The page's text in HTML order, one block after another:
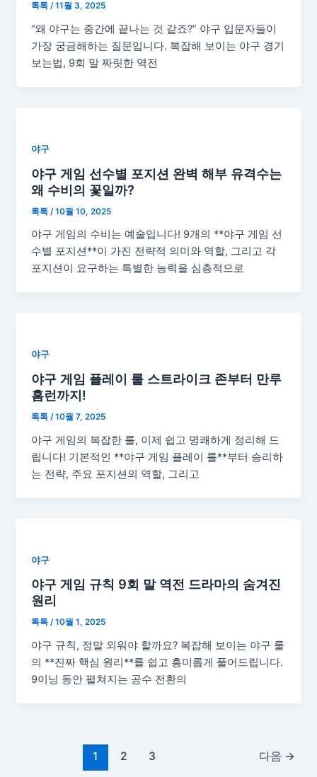
톡톡/11월 3, 2025
“왜 야구는 중간에 끝나는 것 같죠?” 야구 입문자들이
가장 궁금해하는 질문입니다. 복잡해 보이는 야구 경기
보는법, 9회 말 짜릿한 역전
야구
야구 게임 선수별 포지션 완벽 해부 유격수는
왜 수비의 꽃일까?
톡톡 /10월 10, 2025
야구 게임의 수비는 예술입니다! 9개의 **야구 게임 선
수별 포지션**이 가진 전략적 의미와 역할, 그리고 각
포지션이 요구하는 특별한 능력을 심층적으로
야구
야구 게임 플레이 룰 스트라이크 존부터 만루
홈런까지!
톡톡/10월 7, 2025
야구 게임의 복잡한 룰, 이제 쉽고 명쾌하게 정리해 드
립니다! 기본적인 **야구 게임 플레이 룰**부터 승리하
는 전략, 주요 포지션의 역할, 그리고
야구
야구 게임 규칙 9회 말 역전 드라마의 숨겨진
원리
톡톡/10월 1, 2025
야구 규칙, 정말 외워야 할까요? 복잡해 보이는 야구 룰
의 **진짜 핵심 원리**를 쉽고 흥미롭게 풀어드립니다.
9이닝 동안 펼쳐지는 공수 전환의
1 2 3 다음 →